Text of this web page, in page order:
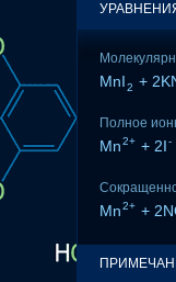
MnI2 +
Полное
Mn2+ + 2I-
Mn2+ +